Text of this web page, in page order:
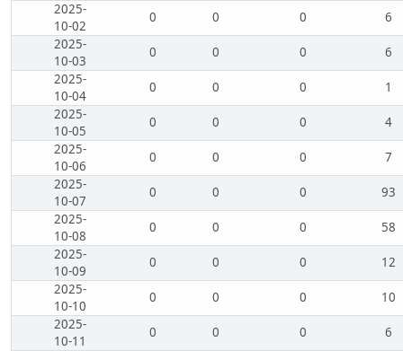
2025-
10-02
0 0 0
6
2025-
10-03
0 0 0
6
2025-
10-04
0 0 0
1
2025-
10-05
0 0 0
4
2025-
10-06
0 0 0
7
2025-
10-07
0 0 0
93
2025-
10-08
0 0 0
58
2025-
10-09
0 0 0
12
2025-
10-10
0 0 0
10
2025-
10-11
0 0 0 6